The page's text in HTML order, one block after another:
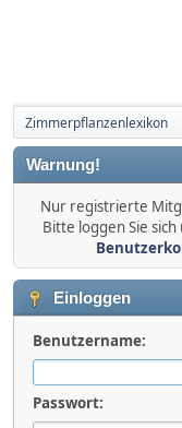
Zimmerpflanzenlexikon
Warnung!
Nur registrierte
Bitte loggen Sie
Einloggen
Benutzername:
Passwort: